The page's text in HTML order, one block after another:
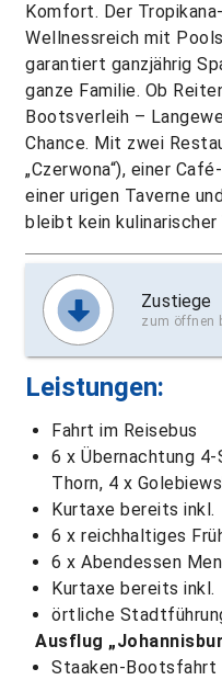
Komfort. Der
Wellnessreich mit
garantiert ganzjährig
ganze Familie. Ob
Bootsverleih –
Chance. Mit zwei
„Czerwona“), einer
einer urigen Taverne
bleibt kein
Zustiege
zum öffnen
Leistungen:
Fahrt im Reisebus
6 x Übernachtung
Thorn, 4 x
Kurtaxe bereits inkl.
6 x reichhaltiges
6 x Abendessen
Kurtaxe bereits inkl.
örtliche
Ausflug
Staaken-Bootsfahrt